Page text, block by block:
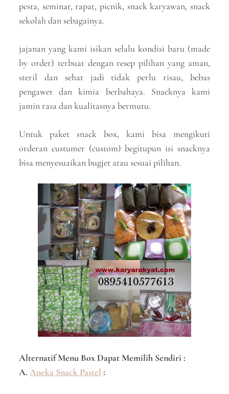
pesta, seminar, rapat, picnik, snack karyawan, snack
sekolah dan sebagainya.
jajanan yang kami isikan selalu kondisi baru (made
by order) terbuat dengan resep pilihan yang aman,
steril dan sehat jadi tidak perlu risau, bebas
pengawet dan kimia berbahaya. Snacknya kami
jamin rasa dan kualitasnya bermutu.
Untuk paket snack box, kami bisa mengikuti
orderan custumer (custom) begitupun isi snacknya
bisa menyesuaikan bugjet atau sesuai pilihan.
Alternatif Menu Box Dapat Memilih Sendiri :
A.Aneka Snack Pastel :